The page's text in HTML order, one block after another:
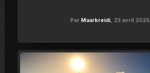
Par Maarkreidi, 23 avril 2025